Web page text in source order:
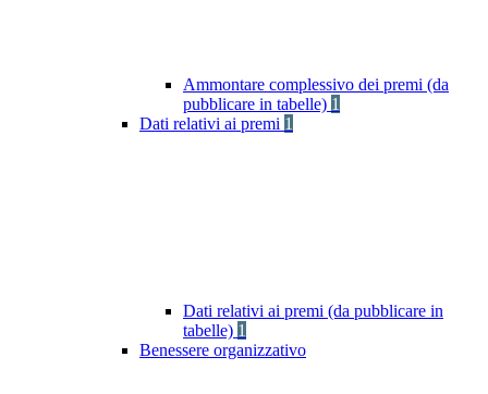
Ammontare complessivo dei premi (da
pubblicare in tabelle) 1
Dati relativi ai premi 1
Dati relativi ai premi (da pubblicare in
tabelle) 1
Benessere organizzativo